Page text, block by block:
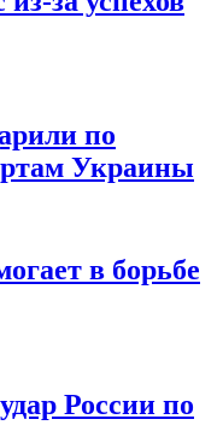
по
Украины
в борьбе
России по